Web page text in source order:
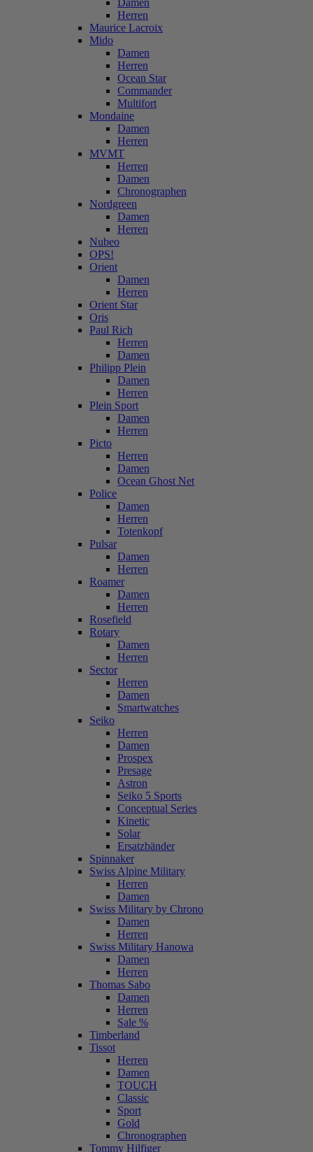
Damen
Herren
Maurice Lacroix
Mido
Damen
Herren
Ocean Star
Commander
Multifort
Mondaine
Damen
Herren
MVMT
Herren
Damen
Chronographen
Nordgreen
Damen
Herren
Nubeo
OPS!
Orient
Damen
Herren
Orient Star
Oris
Paul Rich
Herren
Damen
Philipp Plein
Damen
Herren
Plein Sport
Damen
Herren
Picto
Herren
Damen
Ocean Ghost Net
Police
Damen
Herren
Totenkopf
Pulsar
Damen
Herren
Roamer
Damen
Herren
Rosefield
Rotary
Damen
Herren
Sector
Herren
Damen
Smartwatches
Seiko
Herren
Damen
Prospex
Presage
Astron
Seiko 5 Sports
Conceptual Series
Kinetic
Solar
Ersatzbänder
Spinnaker
Swiss Alpine Military
Herren
Damen
Swiss Military by Chrono
Damen
Herren
Swiss Military Hanowa
Damen
Herren
Thomas Sabo
Damen
Herren
Sale %
Timberland
Tissot
Herren
Damen
TOUCH
Classic
Sport
Gold
Chronographen
Tommy Hilfiger